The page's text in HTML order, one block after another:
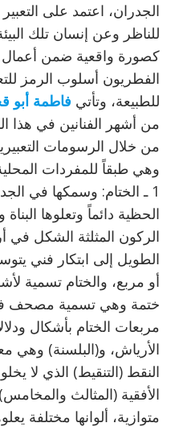
الجدران، اعتمد على
للناظر وعن إنسان تلك
كصورة واقعية ضمن أعمال
الفطريون أسلوب الرمز
للطبيعة، وتأتي فاطمة أبو
من أشهر الفنانين في هذا
من خلال الرسومات
وهي طبقاً للمفردات
الحظية دائماً وتعلوها البناة
الركون المثلثة الشكل في
الطويل إلى ابتكار فني
أو مربع، والختام تسمية
ختمة وهي تسمية مصحف
مربعات الختام بأشكال
الأرياش، و(البلسنة) وهي
النقط (التنقيط) الذي لا
الأفقية (المثالث
متوازية، ألوانها مختلفة